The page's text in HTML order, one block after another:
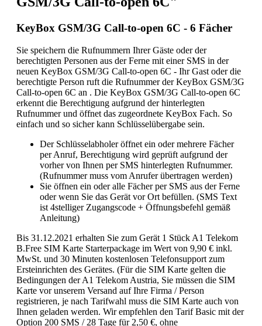
KeyBox GSM/3G Call-to-open 6C - 6 Fächer
Sie speichern die Rufnummern Ihrer Gäste oder der
berechtigten Personen aus der Ferne mit einer SMS in der
neuen KeyBox GSM/3G Call-to-open 6C - Ihr Gast oder die
berechtigte Person ruft die Rufnummer der KeyBox GSM/3G
Call-to-open 6C an . Die KeyBox GSM/3G Call-to-open 6C
erkennt die Berechtigung aufgrund der hinterlegten
Rufnummer und öffnet das zugeordnete KeyBox Fach. So
einfach und so sicher kann Schlüsselübergabe sein.
Der Schlüsselabholer öffnet ein oder mehrere Fächer
per Anruf, Berechtigung wird geprüft aufgrund der
vorher von Ihnen per SMS hinterlegten Rufnummer.
(Rufnummer muss vom Anrufer übertragen werden)
Sie öffnen ein oder alle Fächer per SMS aus der Ferne
oder wenn Sie das Gerät vor Ort befüllen. (SMS Text
ist 4stelliger Zugangscode + Öffnungsbefehl gemäß
Anleitung)
Bis 31.12.2021 erhalten Sie zum Gerät 1 Stück A1 Telekom
B.Free SIM Karte Starterpackage im Wert von 9,90 € inkl.
MwSt. und 30 Minuten kostenlosen Telefonsupport zum
Ersteinrichten des Gerätes. (Für die SIM Karte gelten die
Bedingungen der A1 Telekom Austria, Sie müssen die SIM
Karte vor unserem Versand auf Ihre Firma / Person
registrieren, je nach Tarifwahl muss die SIM Karte auch von
Ihnen geladen werden. Wir empfehlen den Tarif Basic mit der
Option 200 SMS / 28 Tage für 2,50 €, ohne